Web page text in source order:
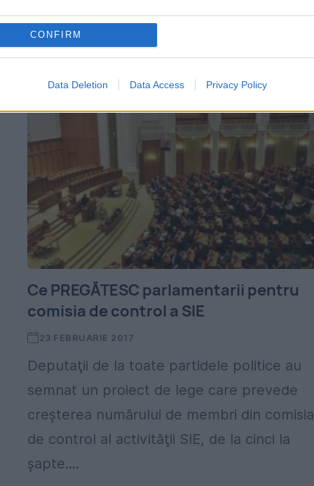
CONFIRM
Data Deletion Data Access Privacy Policy
pentru controlul SIE. Votul final a fost
programat pentru şedinţa de marţi,
informează Agerpres. Proiectul...
Ce PREGĂTESC parlamentarii pentru
comisia de control a SIE
23 FEBRUARIE 2017
Deputaţii de la toate partidele politice au
semnat un proiect de lege care prevede
creşterea numărului de membri din comisia
de control al activităţii SIE, de la cinci la
şapte....